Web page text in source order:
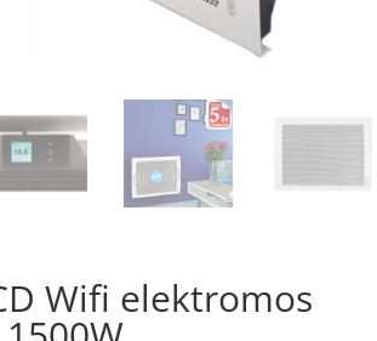
Wifi elektromos